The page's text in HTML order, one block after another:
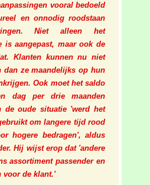
vooral bedoeld
en onnodig roodstaan
Niet alleen het
is aangepast, maar ook de
Klanten kunnen nu niet
dan ze maandelijks op hun
Ook moet het saldo
dag per drie maanden
de oude situatie 'werd het
om langere tijd rood
hogere bedragen', aldus
Hij wijst erop dat 'andere
assortiment passender en
voor de klant.'